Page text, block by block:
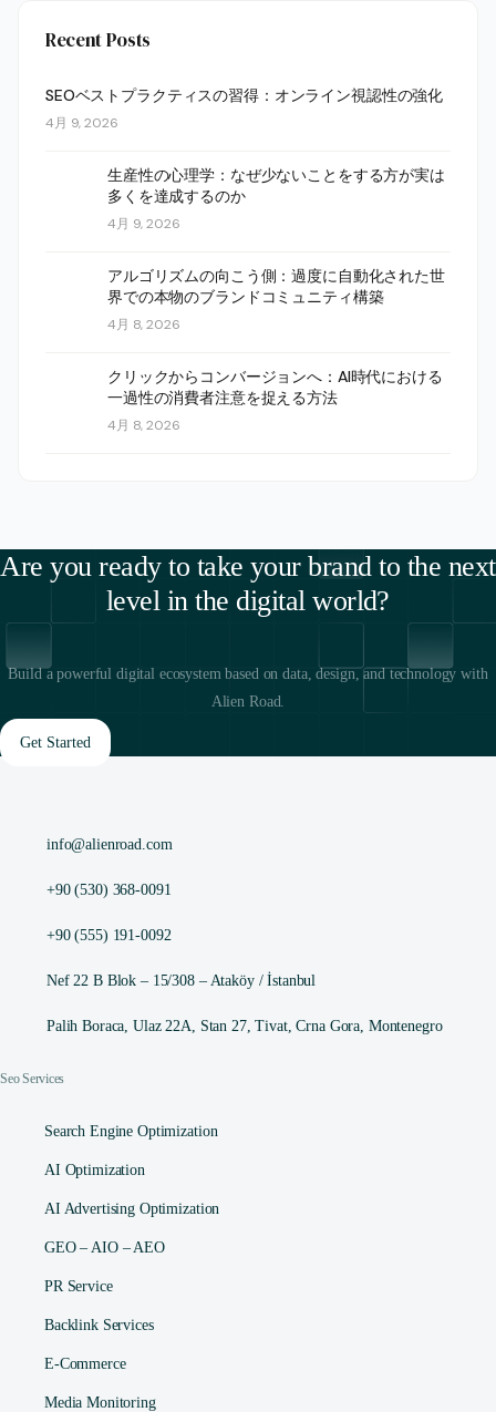
Recent Posts
SEOベストプラクティスの習得：オンライン視認性の強化
4月 9, 2026
生産性の心理学：なぜ少ないことをする方が実は
多くを達成するのか
4月 9, 2026
アルゴリズムの向こう側：過度に自動化された世
界での本物のブランドコミュニティ構築
4月 8, 2026
クリックからコンバージョンへ：AI時代における
一過性の消費者注意を捉える方法
4月 8, 2026
Are you ready to take your brand to the next
level in the digital world?
Build a powerful digital ecosystem based on data, design, and technology with
Alien Road.
Get Started
info@alienroad.com
+90 (530) 368-0091
+90 (555) 191-0092
Nef 22 B Blok – 15/308 – Ataköy / İstanbul
Palih Boraca, Ulaz 22A, Stan 27, Tivat, Crna Gora, Montenegro
Seo Services
Search Engine Optimization
AI Optimization
AI Advertising Optimization
GEO – AIO – AEO
PR Service
Backlink Services
E-Commerce
Media Monitoring